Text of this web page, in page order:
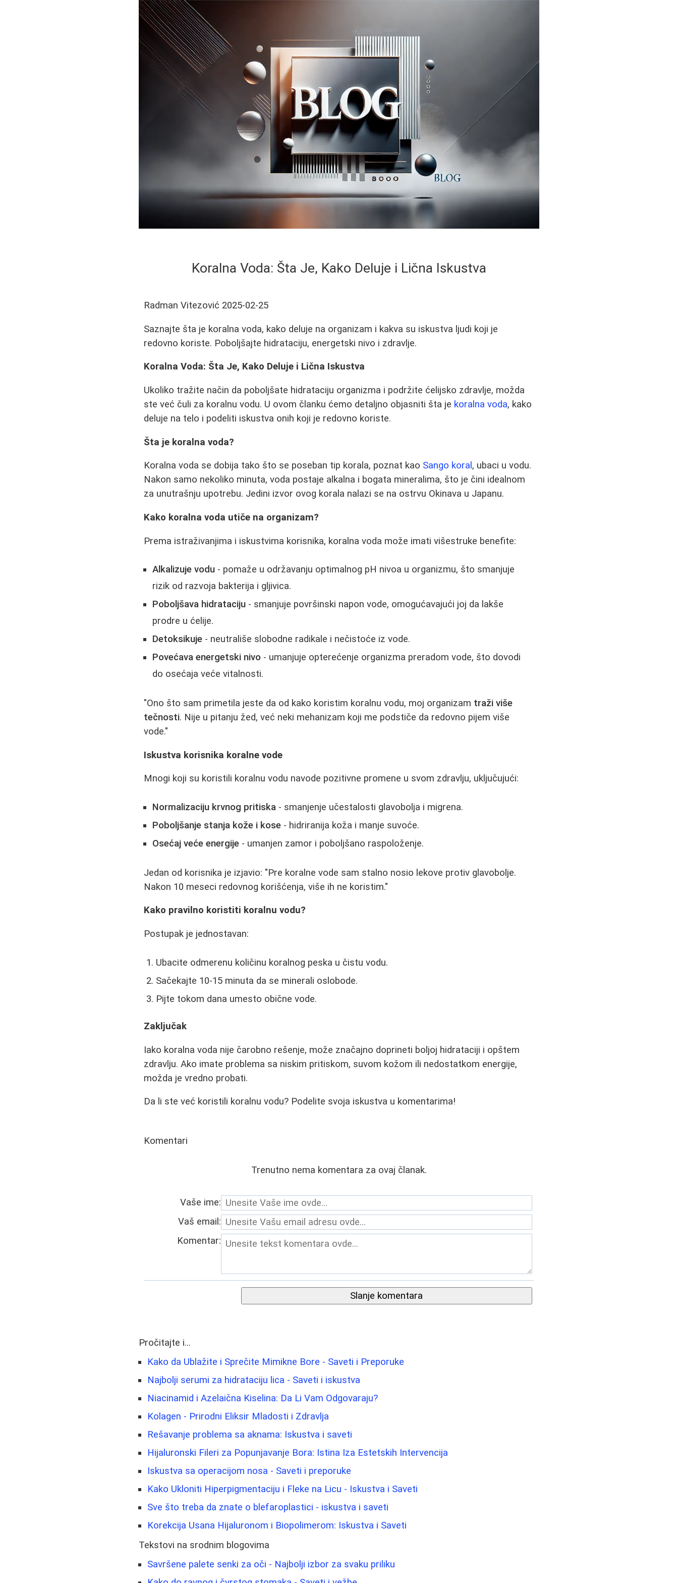
Koralna Voda: Šta Je, Kako Deluje i Lična Iskustva
Radman Vitezović 2025-02-25
Saznajte šta je koralna voda, kako deluje na organizam i kakva su iskustva ljudi koji je
redovno koriste. Poboljšajte hidrataciju, energetski nivo i zdravlje.
Koralna Voda: Šta Je, Kako Deluje i Lična Iskustva
Ukoliko tražite način da poboljšate hidrataciju organizma i podržite ćelijsko zdravlje, možda
ste već čuli za koralnu vodu. U ovom članku ćemo detaljno objasniti šta je koralna voda, kako
deluje na telo i podeliti iskustva onih koji je redovno koriste.
Šta je koralna voda?
Koralna voda se dobija tako što se poseban tip korala, poznat kao Sango koral , ubaci u vodu.
Nakon samo nekoliko minuta, voda postaje alkalna i bogata mineralima, što je čini idealnom
za unutrašnju upotrebu. Jedini izvor ovog korala nalazi se na ostrvu Okinava u Japanu.
Kako koralna voda utiče na organizam?
Prema istraživanjima i iskustvima korisnika, koralna voda može imati višestruke benefite:
Alkalizuje vodu - pomaže u održavanju optimalnog pH nivoa u organizmu, što smanjuje
rizik od razvoja bakterija i gljivica.
Poboljšava hidrataciju - smanjuje površinski napon vode, omogućavajući joj da lakše
prodre u ćelije.
Detoksikuje - neutrališe slobodne radikale i nečistoće iz vode.
Povećava energetski nivo - umanjuje opterećenje organizma preradom vode, što dovodi
do osećaja veće vitalnosti.
"Ono što sam primetila jeste da od kako koristim koralnu vodu, moj organizam traži više
tečnosti. Nije u pitanju žed, već neki mehanizam koji me podstiče da redovno pijem više
vode."
Iskustva korisnika koralne vode
Mnogi koji su koristili koralnu vodu navode pozitivne promene u svom zdravlju, uključujući:
Normalizaciju krvnog pritiska - smanjenje učestalosti glavobolja i migrena.
Poboljšanje stanja kože i kose - hidriranija koža i manje suvoće.
Osećaj veće energije - umanjen zamor i poboljšano raspoloženje.
Jedan od korisnika je izjavio: "Pre koralne vode sam stalno nosio lekove protiv glavobolje.
Nakon 10 meseci redovnog korišćenja, više ih ne koristim."
Kako pravilno koristiti koralnu vodu?
Postupak je jednostavan:
Ubacite odmerenu količinu koralnog peska u čistu vodu.
Sačekajte 10-15 minuta da se minerali oslobode.
Pijte tokom dana umesto obične vode.
Zaključak
Iako koralna voda nije čarobno rešenje, može značajno doprineti boljoj hidrataciji i opštem
zdravlju. Ako imate problema sa niskim pritiskom, suvom kožom ili nedostatkom energije,
možda je vredno probati.
Da li ste već koristili koralnu vodu? Podelite svoja iskustva u komentarima!
Komentari
Trenutno nema komentara za ovaj članak.
Vaše ime:
Vaš email:
Komentar:
Slanje komentara
Pročitajte i...
Kako da Ublažite i Sprečite Mimikne Bore - Saveti i Preporuke
Najbolji serumi za hidrataciju lica - Saveti i iskustva
Niacinamid i Azelaična Kiselina: Da Li Vam Odgovaraju?
Kolagen - Prirodni Eliksir Mladosti i Zdravlja
Rešavanje problema sa aknama: Iskustva i saveti
Hijaluronski Fileri za Popunjavanje Bora: Istina Iza Estetskih Intervencija
Iskustva sa operacijom nosa - Saveti i preporuke
Kako Ukloniti Hiperpigmentaciju i Fleke na Licu - Iskustva i Saveti
Sve što treba da znate o blefaroplastici - iskustva i saveti
Korekcija Usana Hijaluronom i Biopolimerom: Iskustva i Saveti
Tekstovi na srodnim blogovima
Savršene palete senki za oči - Najbolji izbor za svaku priliku